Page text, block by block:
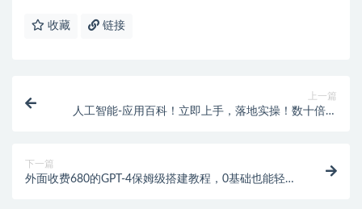
收藏 链接
上一篇
人工智能-应用百科！立即上手，落地实操！数十倍提
下一篇
外面收费680的GPT-4保姆级搭建教程，0基础也能轻松